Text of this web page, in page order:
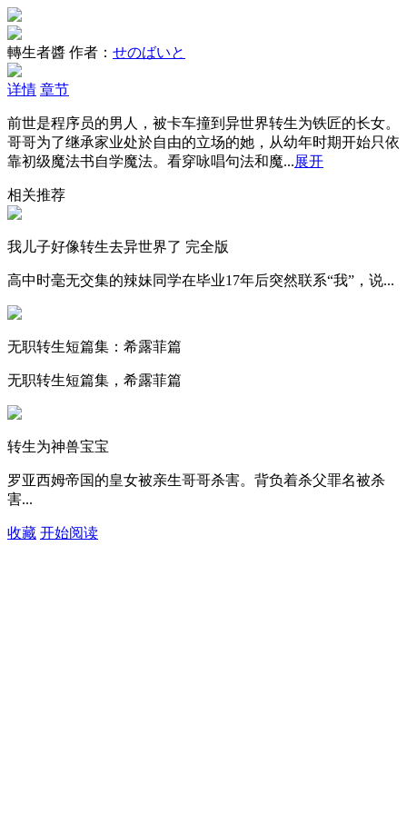
轉生者醬 作者： せのばいと
详情 章节
前世是程序员的男人，被卡车撞到异世界转生为铁匠的长女。
哥哥为了继承家业处於自由的立场的她，从幼年时期开始只依
靠初级魔法书自学魔法。看穿咏唱句法和魔...展开
相关推荐
我儿子好像转生去异世界了 完全版
高中时毫无交集的辣妹同学在毕业17年后突然联系“我”，说...
无职转生短篇集：希露菲篇
无职转生短篇集，希露菲篇
转生为神兽宝宝
罗亚西姆帝国的皇女被亲生哥哥杀害。背负着杀父罪名被杀
害...
收藏 开始阅读